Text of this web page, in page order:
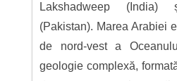
Lakshadweep
(Pakistan). Marea Arabiei
de nord-vest a
geologie complexă,